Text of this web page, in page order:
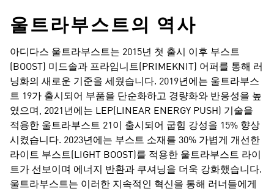
울트라부스트의 역사​
아디다스 울트라부스트는 2015년 첫 출시 이후 부스트
(BOOST) 미드솔과 프라임니트(PRIMEKNIT) 어퍼를 통해 러
닝화의 새로운 기준을 세웠습니다. 2019년에는 울트라부스
트 19가 출시되어 부품을 단순화하고 경량화와 반응성을 높
였으며, 2021년에는 LEP(LINEAR ENERGY PUSH) 기술을
적용한 울트라부스트 21이 출시되어 굽힘 강성을 15% 향상
시켰습니다. 2023년에는 부스트 소재를 30% 가볍게 개선한
라이트 부스트(LIGHT BOOST)를 적용한 울트라부스트 라이
트가 선보이며 에너지 반환과 쿠셔닝을 더욱 강화했습니다.
울트라부스트는 이러한 지속적인 혁신을 통해 러너들에게